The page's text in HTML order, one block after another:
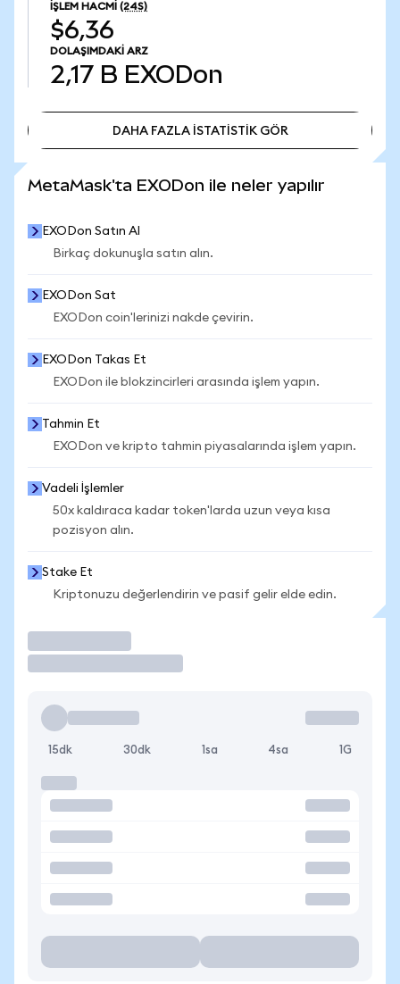
İŞLEM HACMI (24S)
$6,36
DOLAŞIMDAKI ARZ
2,17 B EXODon
DAHA FAZLA İSTATİSTİK GÖR
MetaMask'ta EXODon ile neler yapılır
EXODon Satın Al
Birkaç dokunuşla satın alın.
EXODon Sat
EXODon coin'lerinizi nakde çevirin.
EXODon Takas Et
EXODon ile blokzincirleri arasında işlem yapın.
Tahmin Et
EXODon ve kripto tahmin piyasalarında işlem yapın.
Vadeli İşlemler
50x kaldıraca kadar token'larda uzun veya kısa
pozisyon alın.
Stake Et
Kriptonuzu değerlendirin ve pasif gelir elde edin.
15dk 30dk 1sa 4sa 1G